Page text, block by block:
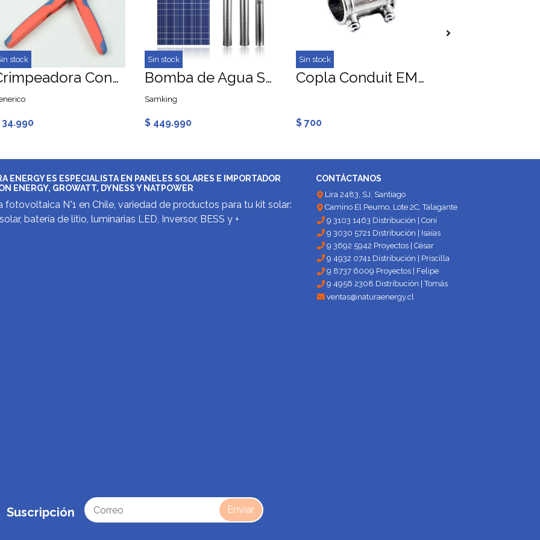
stock
Crimpeadora Conector MC4 2,5 a 6 mm
34.990
Sin stock
Bomba de Agua Solar para Pozo 4" 12.4m3/hr 144V 77mca 1.5HP
Samking
$ 449.990
Sin stock
Copla Conduit EMT 25MM
$ 700
ENERGY ES ESPECIALISTA EN PANELES SOLARES E IMPORTADOR
ENERGY, GROWATT, DYNESS Y NATPOWER
fotovoltaica N°1 en Chile, variedad de productos para tu kit solar:
batería de litio, luminarias LED, Inversor, BESS y +
CONTÁCTANOS
Lira 2483, SJ, Santiago
Camino El Peumo, Lote 2C, Talagante
9 3103 1463 Distribución | Coni
9 3030 5721 Distribución | Isaías
9 3692 5942 Proyectos | César
9 4932 0741 Distribución | Priscilla
9 8737 6009 Proyectos | Felipe
9 4956 2308 Distribución | Tomás
ventas@naturaenergy.cl
Suscripción Enviar